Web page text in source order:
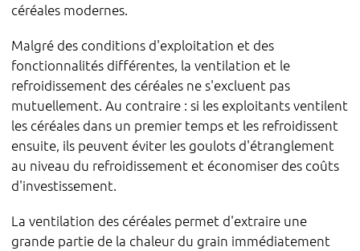
céréales modernes.
Malgré des conditions d'exploitation et des
fonctionnalités différentes, la ventilation et le
refroidissement des céréales ne s'excluent pas
mutuellement. Au contraire : si les exploitants ventilent
les céréales dans un premier temps et les refroidissent
ensuite, ils peuvent éviter les goulots d'étranglement
au niveau du refroidissement et économiser des coûts
d'investissement.
La ventilation des céréales permet d'extraire une
grande partie de la chaleur du grain immédiatement